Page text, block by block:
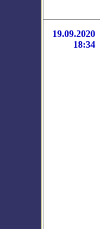
19.09.2020
18:34